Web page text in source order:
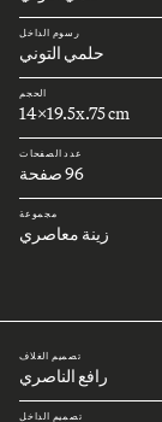
رسوم الداخل
حلمي التوني
الحجم
14x19.5x.75 cm
عدد الصفحات
96 صفحة
مجموعة
زينة معاصري
تصميم الغلاف
رافع الناصري
تصميم الداخل